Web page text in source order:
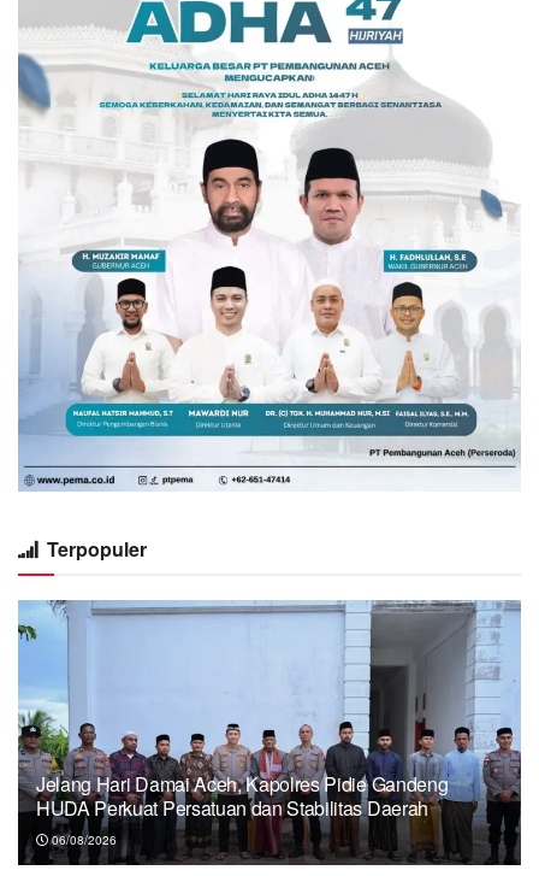
Terpopuler
Jelang Hari Damai Aceh, Kapolres Pidie Gandeng
HUDA Perkuat Persatuan dan Stabilitas Daerah
06/08/2026